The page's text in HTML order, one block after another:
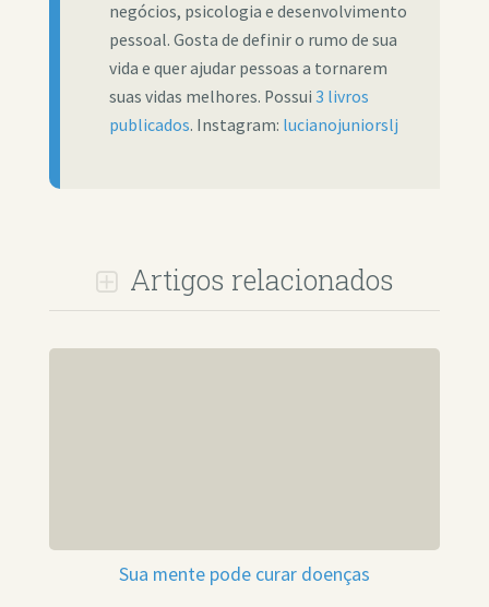
negócios, psicologia e desenvolvimento
pessoal. Gosta de definir o rumo de sua
vida e quer ajudar pessoas a tornarem
suas vidas melhores. Possui 3 livros
publicados. Instagram: lucianojuniorslj
Artigos relacionados
Sua mente pode curar doenças